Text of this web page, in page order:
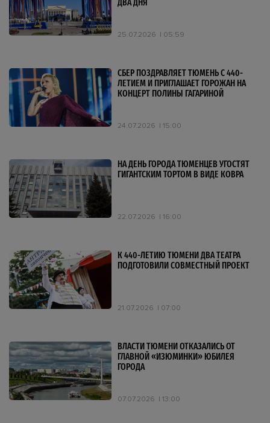
ДВА ДНЯ
25.07.2026 05:59
СБЕР ПОЗДРАВЛЯЕТ ТЮМЕНЬ С 440-
ЛЕТИЕМ И ПРИГЛАШАЕТ ГОРОЖАН НА
КОНЦЕРТ ПОЛИНЫ ГАГАРИНОЙ
24.07.2026 15:00
НА ДЕНЬ ГОРОДА ТЮМЕНЦЕВ УГОСТЯТ
ГИГАНТСКИМ ТОРТОМ В ВИДЕ КОВРА
22.07.2026 16:00
К 440-ЛЕТИЮ ТЮМЕНИ ДВА ТЕАТРА
ПОДГОТОВИЛИ СОВМЕСТНЫЙ ПРОЕКТ
21.07.2026 07:00
ВЛАСТИ ТЮМЕНИ ОТКАЗАЛИСЬ ОТ
ГЛАВНОЙ «ИЗЮМИНКИ» ЮБИЛЕЯ
ГОРОДА
07.07.2026 13:00